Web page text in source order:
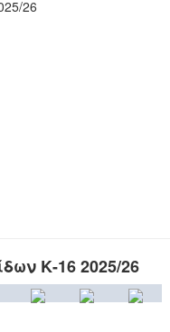
26
Κ-16 2025/26